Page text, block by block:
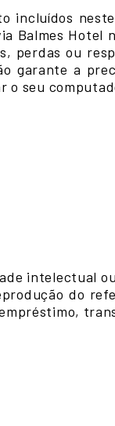
Balmes
perdas ou
garante a
o seu
intelectual
do